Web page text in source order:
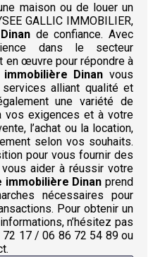
maison ou de louer un
GALLIC IMMOBILIER,
de confiance. Avec
dans le secteur
en œuvre pour répondre à
immobilière Dinan vous
alliant qualité et
une variété de
vos exigences et à votre
l’achat ou la location,
selon vos souhaits.
pour vous fournir des
aider à réussir votre
immobilière Dinan prend
nécessaires pour
Pour obtenir un
n’hésitez pas
72 17 / 06 86 72 54 89 ou